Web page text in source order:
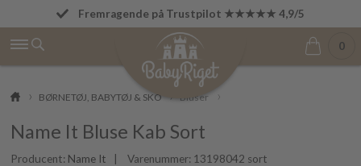
Fri fragt fra 499 kr.
Fremragende på Trustpilot ★★★★★ 4,9/5
0
BØRNETØJ, BABYTØJ & SKO Bluser
Name It Bluse Kab Sort
Producent: Name It | Varenummer: 13198042 sort